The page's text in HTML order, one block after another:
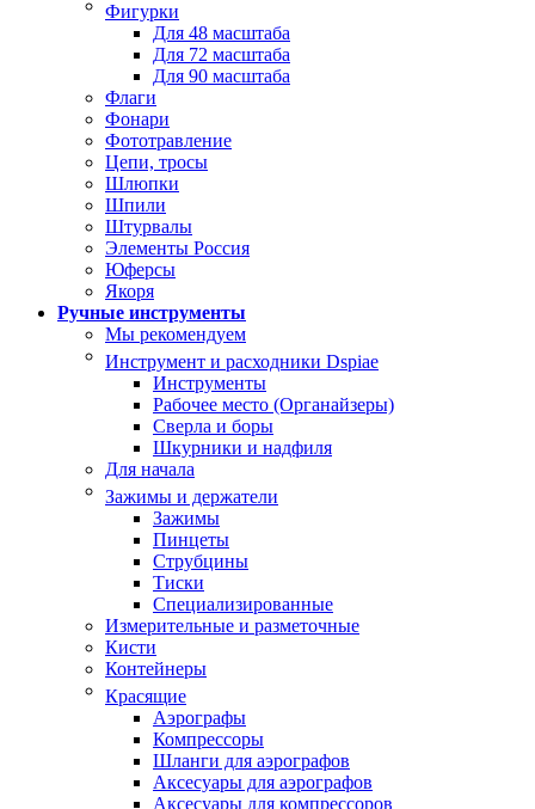
Фигурки
Для 48 масштаба
Для 72 масштаба
Для 90 масштаба
Флаги
Фонари
Фототравление
Цепи, тросы
Шлюпки
Шпили
Штурвалы
Элементы Россия
Юферсы
Якоря
Ручные инструменты
Мы рекомендуем
Инструмент и расходники Dspiae
Инструменты
Рабочее место (Органайзеры)
Сверла и боры
Шкурники и надфиля
Для начала
Зажимы и держатели
Зажимы
Пинцеты
Струбцины
Тиски
Специализированные
Измерительные и разметочные
Кисти
Контейнеры
Красящие
Аэрографы
Компрессоры
Шланги для аэрографов
Аксесуары для аэрографов
Аксесуары для компрессоров